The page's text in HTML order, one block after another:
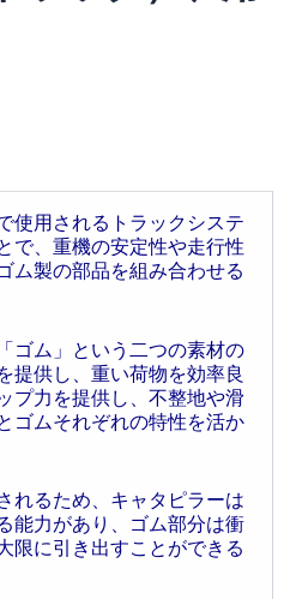
使用されるトラックシステ
で、重機の安定性や走行性
ム製の部品を組み合わせる
ゴム」という二つの素材の
提供し、重い荷物を効率良
プ力を提供し、不整地や滑
ゴムそれぞれの特性を活か
れるため、キャタピラーは
能力があり、ゴム部分は衝
限に引き出すことができる